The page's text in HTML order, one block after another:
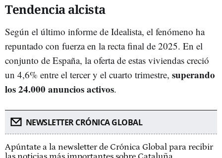
Tendencia alcista
Según el último informe de Idealista, el fenómeno ha
repuntado con fuerza en la recta final de 2025. En el
conjunto de España, la oferta de estas viviendas creció
un 4,6% entre el tercer y el cuarto trimestre, superando
los 24.000 anuncios activos.
NEWSLETTER CRÓNICA GLOBAL
Apúntate a la newsletter de Crónica Global para recibir